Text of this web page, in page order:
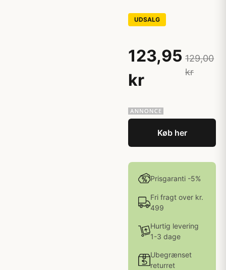
UDSALG
123,95
kr
129,00
kr
Køb her
Prisgaranti -5%
Fri fragt over kr.
499
Hurtig levering
1-3 dage
Ubegrænset
returret